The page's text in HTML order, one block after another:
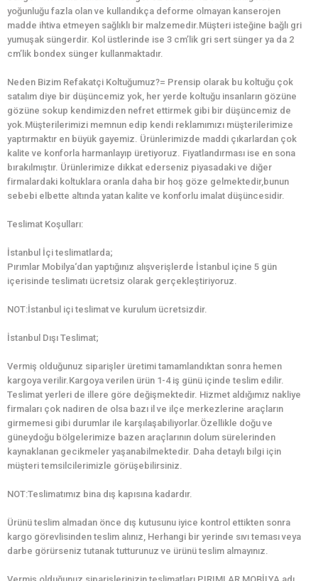
yoğunluğu fazla olan ve kullandıkça deforme olmayan kanserojen
madde ihtiva etmeyen sağlıklı bir malzemedir.Müşteri isteğine bağlı gri
yumuşak süngerdir. Kol üstlerinde ise 3 cm’lik gri sert sünger ya da 2
cm’lik bondex sünger kullanmaktadır.
Neden Bizim Refakatçi Koltuğumuz?= Prensip olarak bu koltuğu çok
satalım diye bir düşüncemiz yok, her yerde koltuğu insanların gözüne
gözüne sokup kendimizden nefret ettirmek gibi bir düşüncemiz de
yok.Müşterilerimizi memnun edip kendi reklamımızı müşterilerimize
yaptırmaktır en büyük gayemiz. Ürünlerimizde maddi çıkarlardan çok
kalite ve konforla harmanlayıp üretiyoruz. Fiyatlandırması ise en sona
bırakılmıştır. Ürünlerimize dikkat ederseniz piyasadaki ve diğer
firmalardaki koltuklara oranla daha bir hoş göze gelmektedir,bunun
sebebi elbette altında yatan kalite ve konforlu imalat düşüncesidir.
Teslimat Koşulları:
İstanbul İçi teslimatlarda;
Pırımlar Mobilya‘dan yaptığınız alışverişlerde İstanbul içine 5 gün
içerisinde teslimatı ücretsiz olarak gerçekleştiriyoruz.
NOT:İstanbul içi teslimat ve kurulum ücretsizdir.
İstanbul Dışı Teslimat;
Vermiş olduğunuz siparişler üretimi tamamlandıktan sonra hemen
kargoya verilir.Kargoya verilen ürün 1-4 iş günü içinde teslim edilir.
Teslimat yerleri de illere göre değişmektedir. Hizmet aldığımız nakliye
firmaları çok nadiren de olsa bazı il ve ilçe merkezlerine araçların
girmemesi gibi durumlar ile karşılaşabiliyorlar.Özellikle doğu ve
güneydoğu bölgelerimize bazen araçlarının dolum sürelerinden
kaynaklanan gecikmeler yaşanabilmektedir. Daha detaylı bilgi için
müşteri temsilcilerimizle görüşebilirsiniz.
NOT:Teslimatımız bina dış kapısına kadardır.
Ürünü teslim almadan önce dış kutusunu iyice kontrol ettikten sonra
kargo görevlisinden teslim alınız, Herhangi bir yerinde sıvı teması veya
darbe görürseniz tutanak tutturunuz ve ürünü teslim almayınız.